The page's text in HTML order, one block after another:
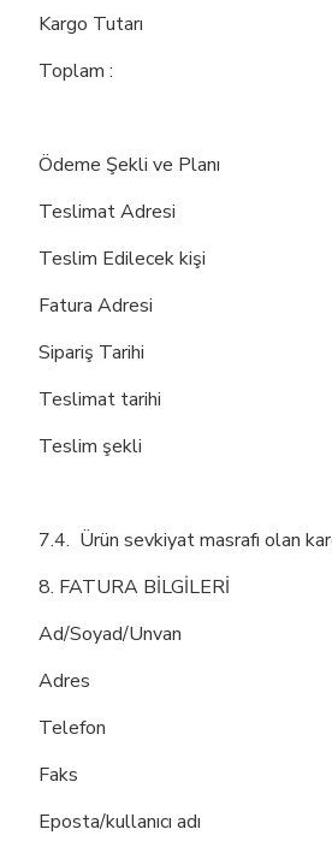
Kargo Tutarı
Toplam :
Ödeme Şekli ve Planı
Teslimat Adresi
Teslim Edilecek kişi
Fatura Adresi
Sipariş Tarihi
Teslimat tarihi
Teslim şekli
7.4. Ürün sevkiyat masrafı olan
8. FATURA BİLGİLERİ
Ad/Soyad/Unvan
Adres
Telefon
Faks
Eposta/kullanıcı adı